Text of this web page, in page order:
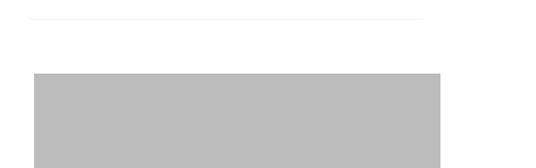
SPPG Karangturi